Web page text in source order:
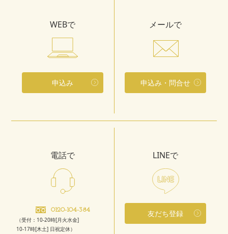
WEBで
申込み
メールで
申込み・問合せ
電話で
0120-104-384
（受付：10-20時[月火水金]
10-17時[木土] 日祝定休）
LINEで
友だち登録